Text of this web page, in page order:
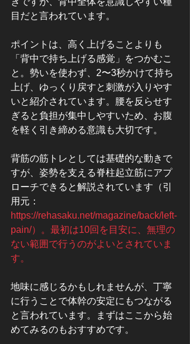
目だと言われています。
ポイントは、高く上げることよりも
「背中で持ち上げる感覚」をつかむこ
と。勢いを使わず、2〜3秒かけて持ち
上げ、ゆっくり戻すと刺激が入りやす
いと紹介されています。腰を反らせす
ぎると負担が集中しやすいため、お腹
を軽く引き締める意識も大切です。
背筋の筋トレとしては基礎的な動きで
すが、姿勢を支える脊柱起立筋にアプ
ローチできると解説されています（引
用元：
https://rehasaku.net/magazine/back/left-
pain/）。最初は10回を目安に、無理の
ない範囲で行うのがよいとされていま
す。
地味に感じるかもしれませんが、丁寧
に行うことで体幹の安定にもつながる
と言われています。まずはここから始
めてみるのもおすすめです。